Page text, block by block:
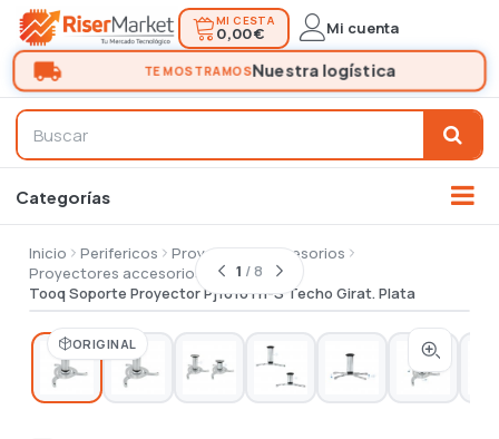
MI CESTA
0,00 € Mi cuenta
Inicio Perifericos
Proyectores accesorios
Proyectores accesorios
Tooq Soporte Proyector Pj1010Tn-S Techo Girat. Plata
ORIGINAL
1 / 8